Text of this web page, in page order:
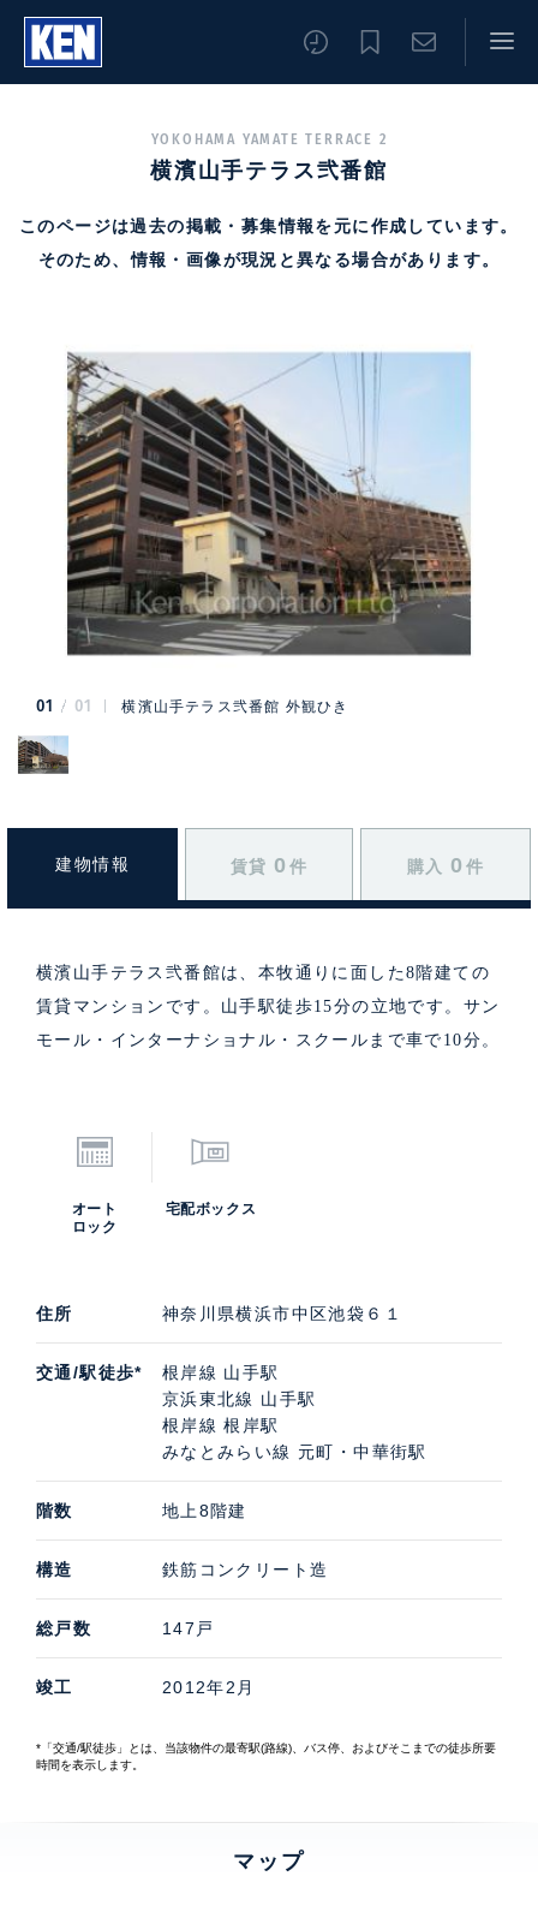
YOKOHAMA YAMATE TERRACE 2
横濱山手テラス弐番館
このページは過去の掲載・募集情報を元に作成しています。
そのため、情報・画像が現況と異なる場合があります。
01 01 横濱山手テラス弐番館 外観ひき
建物情報 賃貸 0 件 購入 0 件
横濱山手テラス弐番館は、本牧通りに面した8階建ての
賃貸マンションです。山手駅徒歩15分の立地です。サン
モール・インターナショナル・スクールまで車で10分。
オート
ロック
宅配ボックス
住所 神奈川県横浜市中区池袋６１
交通/駅徒歩*
根岸線 山手駅
京浜東北線 山手駅
根岸線 根岸駅
みなとみらい線 元町・中華街駅
階数 地上8階建
構造 鉄筋コンクリート造
総戸数 147戸
竣工 2012年2月
*「交通/駅徒歩」とは、当該物件の最寄駅(路線)、バス停、およびそこまでの徒歩所要
時間を表示します。
マップ